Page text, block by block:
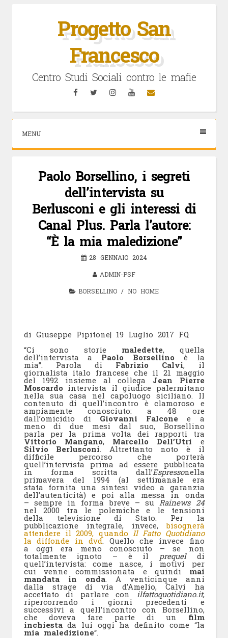
Progetto San
Francesco
Centro Studi Sociali contro le mafie
FacebookTwitterInstagramYouTubeEmail
MENU
Paolo Borsellino, i segreti
dell’intervista su
Berlusconi e gli interessi di
Canal Plus. Parla l’autore:
“È la mia maledizione”
28 GENNAIO 2024
ADMIN-PSF
BORSELLINO / NO HOME
di Giuseppe Pipitone| 19 Luglio 2017 FQ
“Ci sono storie maledette, quella
dell’intervista a Paolo Borsellino è la
mia”. Parola di Fabrizio Calvi, il
giornalista italo francese che il 21 maggio
del 1992 insieme al collega Jean Pierre
Moscardo intervista il giudice palermitano
nella sua casa nel capoluogo siciliano. Il
contenuto di quell’incontro è clamoroso e
ampiamente conosciuto: a 48 ore
dall’omicidio di Giovanni Falcone e a
meno di due mesi dal suo, Borsellino
parla per la prima volta dei rapporti tra
Vittorio Mangano, Marcello Dell’Utri e
Silvio Berlusconi. Altrettanto noto è il
difficile percorso che porterà
quell’intervista prima ad essere pubblicata
in forma scritta dall’Espressonella
primavera del 1994 (al settimanale era
stata fornita una sintesi video a garanzia
dell’autenticità) e poi alla messa in onda
– sempre in forma breve – suRainews 24
nel 2000 tra le polemiche e le tensioni
della televisione di Stato. Per la
pubblicazione integrale, invece,bisognerà
attendere il 2009, quando Il Fatto Quotidiano
la diffonde in dvd. Quello che invece fino
a oggi era meno conosciuto – se non
totalmente ignoto – è il prequeldi
quell’intervista: come nasce, i motivi per
cui venne commissionata e quindi mai
mandata in onda. A venticinque anni
dalla strage di via d’Amelio, Calvi ha
accettato di parlare con ilfattoquotidiano.it,
ripercorrendo i giorni precedenti e
successivi a quell’incontro con Borsellino,
che doveva fare parte di un film
inchiestada lui oggi ha definito come “la
mia maledizione“.